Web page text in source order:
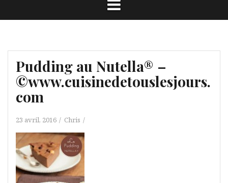
Pudding au Nutella® –
©www.cuisinedetouslesjours.
com
23 avril, 2016 Chris